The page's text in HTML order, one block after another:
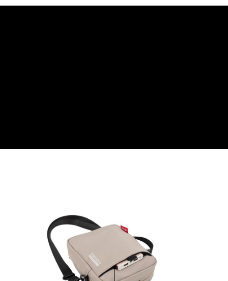
「AFTEE先享後付」，若未經同意申辦者引起之損失，本公司不負相關責